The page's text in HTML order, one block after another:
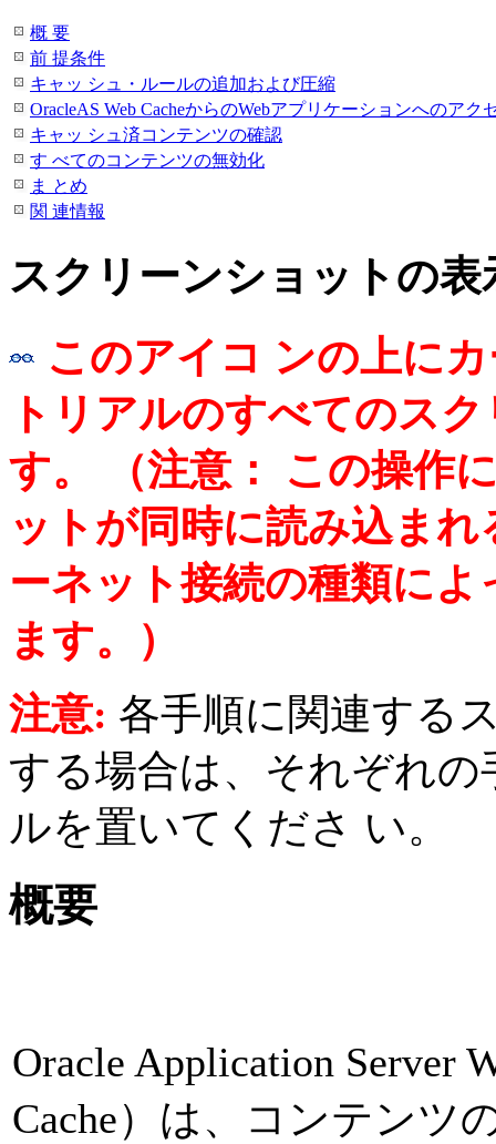
概 要
前 提条件
キャッ シュ・ルールの追加および圧縮
OracleAS Web CacheからのWebアプリケーションへのアク
キャッ シュ済コンテンツの確認
す べてのコンテンツの無効化
ま とめ
関 連情報
スクリーンショットの表
このアイコ ンの上に
トリアルのすべてのス
す。 （注意： この操作
ットが同時に読み込ま
ーネット接続の種類に
ます。）
注意: 各手順に関連する
する場合は、それぞれ
ルを置いてくださ い。
概要
Oracle Application Server
Cache）は、コンテンツ